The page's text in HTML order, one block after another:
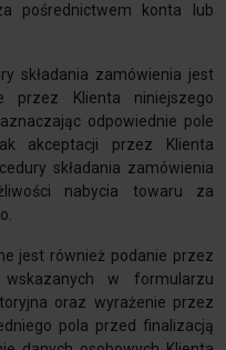
pośrednictwem konta lub
składania zamówienia jest
przez Klienta niniejszego
odpowiednie pole
akceptacji przez Klienta
składania zamówienia
nabycia towaru za
jest również podanie przez
w formularzu
oraz wyrażenie przez
pola przed finalizacją